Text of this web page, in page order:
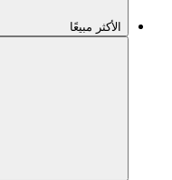
الأكثر مبيعًا